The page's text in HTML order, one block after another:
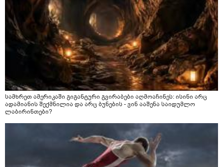
სამხრეთ ამერიკაში გიგანტური გვირაბები აღმოაჩინეს: ისინი არც
ადამიანის შექმნილია და არც ბუნების - ვინ ააშენა საიდუმლო
ლაბირინთები?